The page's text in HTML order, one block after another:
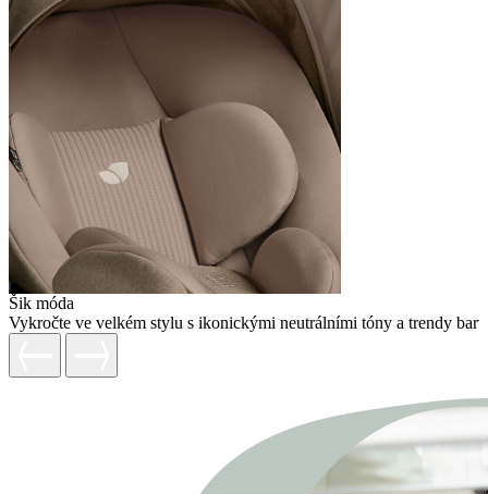
Šik móda
Vykročte ve velkém stylu s ikonickými neutrálními tóny a trendy